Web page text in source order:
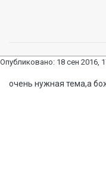
Опубликовано: 18 сен 2016,
очень нужная тема,а